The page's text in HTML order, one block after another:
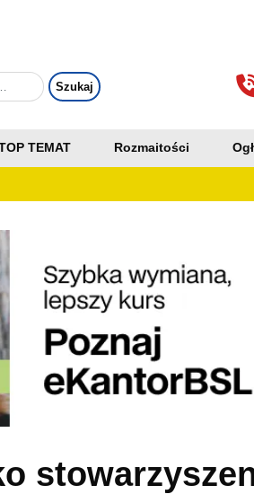
TEMAT Rozmaitości